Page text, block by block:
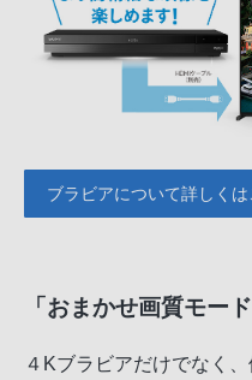
ブラビアについて詳しくは
「おまかせ画質モード
４Kブラビアだけでなく